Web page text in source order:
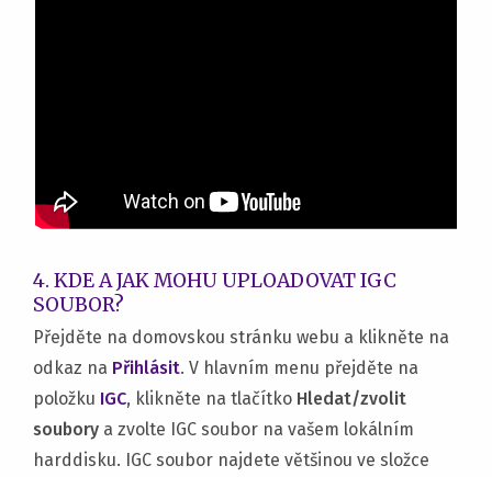
4. KDE A JAK MOHU UPLOADOVAT IGC
SOUBOR?
Přejděte na domovskou stránku webu a klikněte na
odkaz na Přihlásit. V hlavním menu přejděte na
položku IGC, klikněte na tlačítko Hledat/zvolit
soubory a zvolte IGC soubor na vašem lokálním
harddisku. IGC soubor najdete většinou ve složce